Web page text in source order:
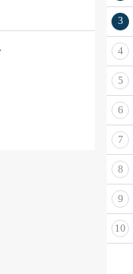
3
4
5
6
7
8
9
10